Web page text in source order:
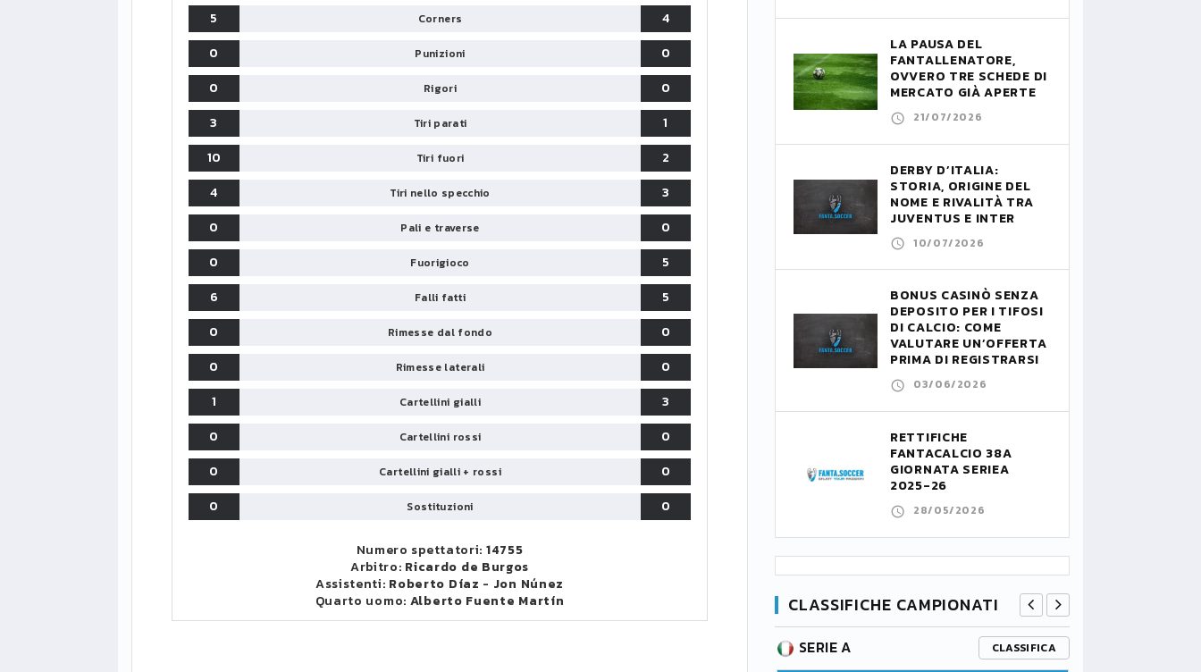
5
Corners
4
0
Punizioni
0
0
Rigori
0
3
Tiri parati
1
10
Tiri fuori
2
4
Tiri nello specchio
3
0
Pali e traverse
0
0
Fuorigioco
5
6
Falli fatti
5
0
Rimesse dal fondo
0
0
Rimesse laterali
0
1
Cartellini gialli
3
0
Cartellini rossi
0
0
Cartellini gialli + rossi
0
0
Sostituzioni 0
Numero spettatori: 14755
Arbitro: Ricardo de Burgos
Assistenti: Roberto Díaz - Jon Núnez
Quarto uomo: Alberto Fuente Martín
LA PAUSA DEL
FANTALLENATORE,
OVVERO TRE SCHEDE DI
MERCATO GIÀ APERTE
21/07/2026
DERBY D’ITALIA:
STORIA, ORIGINE DEL
NOME E RIVALITÀ TRA
JUVENTUS E INTER
10/07/2026
BONUS CASINÒ SENZA
DEPOSITO PER I TIFOSI
DI CALCIO: COME
VALUTARE UN’OFFERTA
PRIMA DI REGISTRARSI
03/06/2026
RETTIFICHE
FANTACALCIO 38A
GIORNATA SERIEA
2025-26
28/05/2026
CLASSIFICHE CAMPIONATI
SERIE A CLASSIFICA